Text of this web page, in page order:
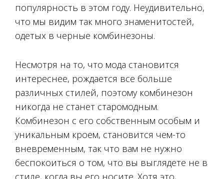
популярность в этом году. Неудивительно,
что мы видим так много знаменитостей,
одетых в черные комбинезоны.
Несмотря на то, что мода становится
интереснее, рождается все больше
различных стилей, поэтому комбинезон
никогда не станет старомодным.
Комбинезон с его собственным особым и
уникальным кроем, становится чем-то
вневременным, так что вам не нужно
беспокоиться о том, что вы выглядете не в
стиле, когда вы его носите. Хотя это,